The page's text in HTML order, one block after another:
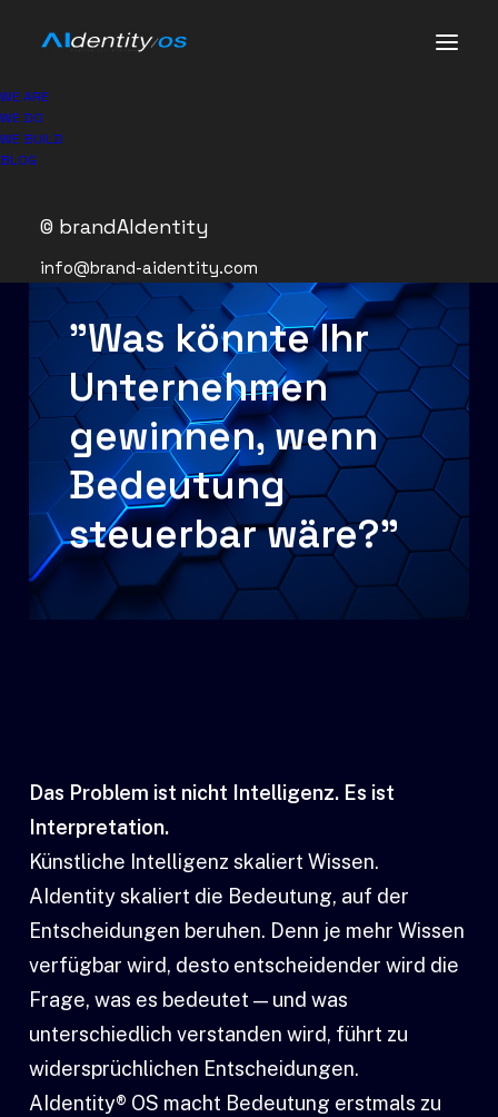
WE ARE
WE DO
WE BUILD
BLOG
© brandAIdentity
info@brand-aidentity.com
"Was könnte Ihr
Unternehmen
gewinnen, wenn
Bedeutung
steuerbar wäre?"
Das Problem ist nicht Intelligenz. Es ist
Interpretation.
Künstliche Intelligenz skaliert Wissen.
AIdentity skaliert die Bedeutung, auf der
Entscheidungen beruhen. Denn je mehr Wissen
verfügbar wird, desto entscheidender wird die
Frage, was es bedeutet — und was
unterschiedlich verstanden wird, führt zu
widersprüchlichen Entscheidungen.
AIdentity® OS macht Bedeutung erstmals zu